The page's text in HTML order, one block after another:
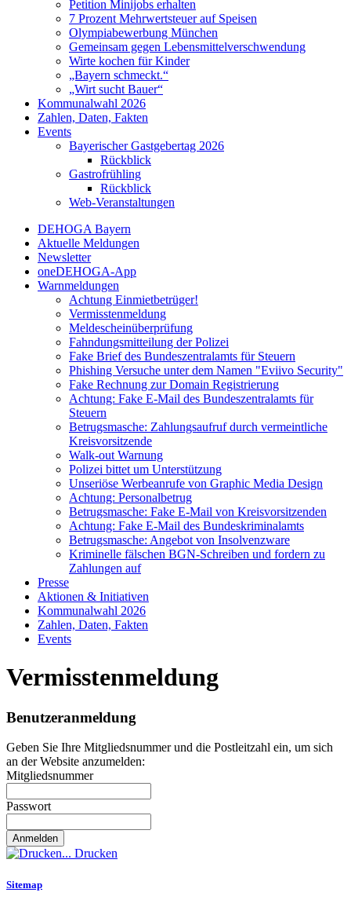
Petition Minijobs erhalten
7 Prozent Mehrwertsteuer auf Speisen
Olympiabewerbung München
Gemeinsam gegen Lebensmittelverschwendung
Wirte kochen für Kinder
„Bayern schmeckt.“
„Wirt sucht Bauer“
Kommunalwahl 2026
Zahlen, Daten, Fakten
Events
Bayerischer Gastgebertag 2026
Rückblick
Gastrofrühling
Rückblick
Web-Veranstaltungen
DEHOGA Bayern
Aktuelle Meldungen
Newsletter
oneDEHOGA-App
Warnmeldungen
Achtung Einmietbetrüger!
Vermisstenmeldung
Meldescheinüberprüfung
Fahndungsmitteilung der Polizei
Fake Brief des Bundeszentralamts für Steuern
Phishing Versuche unter dem Namen "Eviivo Security"
Fake Rechnung zur Domain Registrierung
Achtung: Fake E-Mail des Bundeszentralamts für
Steuern
Betrugsmasche: Zahlungsaufruf durch vermeintliche
Kreisvorsitzende
Walk-out Warnung
Polizei bittet um Unterstützung
Unseriöse Werbeanrufe von Graphic Media Design
Achtung: Personalbetrug
Betrugsmasche: Fake E-Mail von Kreisvorsitzenden
Achtung: Fake E-Mail des Bundeskriminalamts
Betrugsmasche: Angebot von Insolvenzware
Kriminelle fälschen BGN-Schreiben und fordern zu
Zahlungen auf
Presse
Aktionen & Initiativen
Kommunalwahl 2026
Zahlen, Daten, Fakten
Events
Vermisstenmeldung
Benutzeranmeldung
Geben Sie Ihre Mitgliedsnummer und die Postleitzahl ein, um sich
an der Website anzumelden:
Mitgliedsnummer
Passwort
Drucken
Sitemap